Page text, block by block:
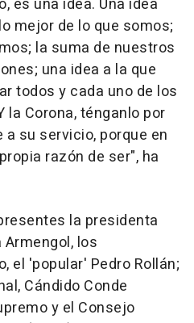
es una idea. Una idea
mejor de lo que somos;
la suma de nuestros
una idea a la que
todos y cada uno de los
la Corona, ténganlo por
su servicio, porque en
razón de ser", ha
la presidenta
los
el 'popular' Pedro Rollán;
Cándido Conde
y el Consejo